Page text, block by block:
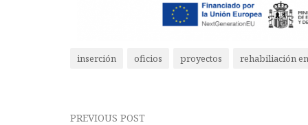
inserción oficios proyectos rehabiliación
PREVIOUS POST